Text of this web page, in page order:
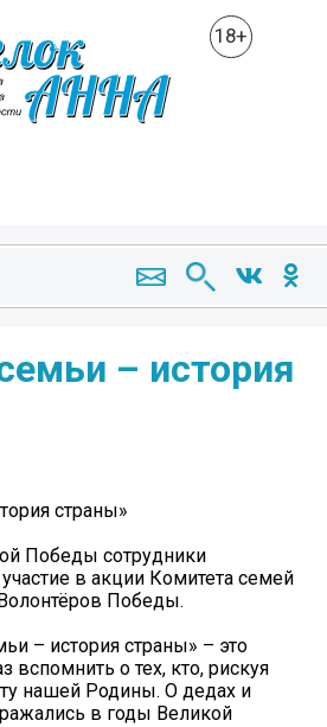
18+
– история
страны»
Победы сотрудники
в акции Комитета семей
Победы.
– история страны» – это
вспомнить о тех, кто, рискуя
нашей Родины. О дедах и
в годы Великой